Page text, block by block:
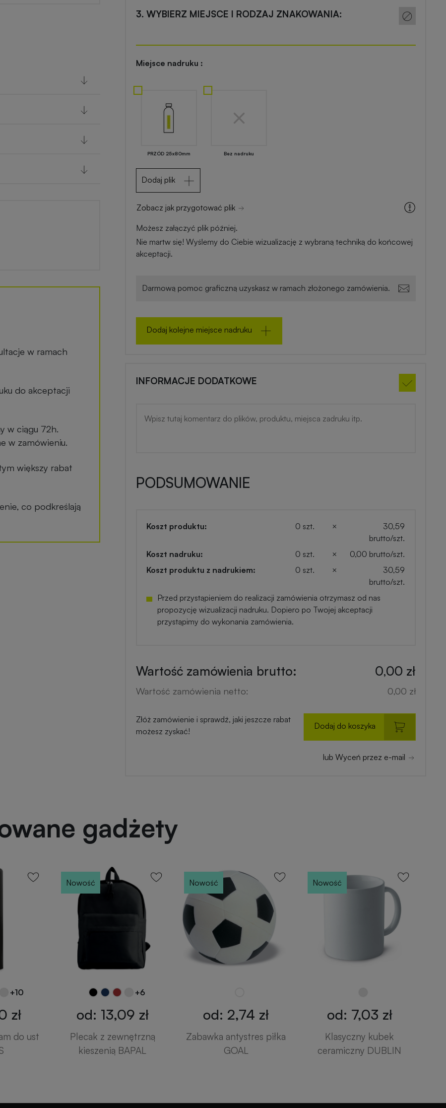
w ramach
do akceptacji
w ciągu 72h.
w zamówieniu.
większy rabat
co podkreślają
3. WYBIERZ MIEJSCE I RODZAJ ZNAKOWANIA:
Miejsce nadruku :
PRZÓD 25x80mm Bez nadruku
Dodaj plik
Zobacz jak przygotować plik
Możesz załączyć plik później.
Nie martw się! Wyślemy do Ciebie wizualizację z wybraną techniką do końcowej
akceptacji.
Darmową pomoc graficzną uzyskasz w ramach złożonego zamówienia.
Dodaj kolejne miejsce nadruku
INFORMACJE DODATKOWE
PODSUMOWANIE
Koszt produktu: 0 szt. ×
30,59
brutto/szt.
Koszt nadruku:
0 szt. ×
0,00 brutto/szt.
Koszt produktu z nadrukiem:
0 szt. ×
30,59
brutto/szt.
Przed przystąpieniem do realizacji zamówienia otrzymasz od nas
propozycję wizualizacji nadruku. Dopiero po Twojej akceptacji
przystąpimy do wykonania zamówienia.
Wartość zamówienia brutto: 0,00 zł
Wartość zamówienia netto: 0,00 zł
Złóż zamówienie i sprawdź, jaki jeszcze rabat
możesz zyskać!
Dodaj do koszyka
lub Wyceń przez e-mail
gadżety
+10
zł
do ust
Nowość
+6
od: 13,09 zł
Plecak z zewnętrzną
kieszenią BAPAL
Nowość
od: 2,74 zł
Zabawka antystres piłka
GOAL
Nowość
od: 7,03 zł
Klasyczny kubek
ceramiczny DUBLIN